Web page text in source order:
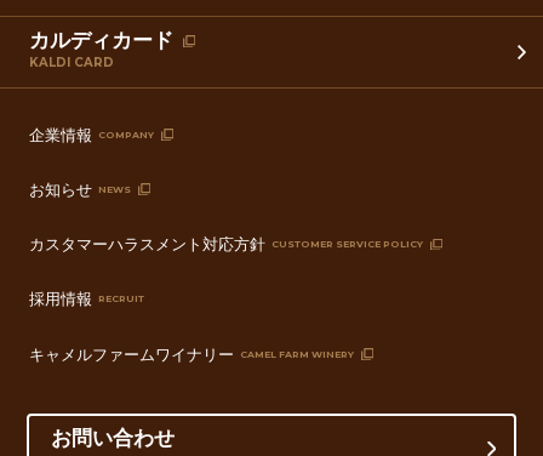
カルディカード
KALDI CARD
企業情報 COMPANY
お知らせ NEWS
カスタマーハラスメント対応方針 CUSTOMER SERVICE POLICY
採用情報 RECRUIT
キャメルファームワイナリー CAMEL FARM WINERY
お問い合わせ